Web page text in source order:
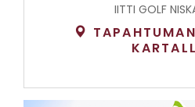
IITTI GOLF